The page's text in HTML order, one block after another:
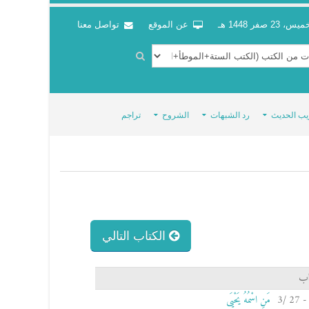
23 صفر 1448 هـ عن الموقع تواصل معنا
الحديث رد الشبهات الشروح تراجم
الكتاب التالي
مَنِ اسْمُهُ يَحْيَى